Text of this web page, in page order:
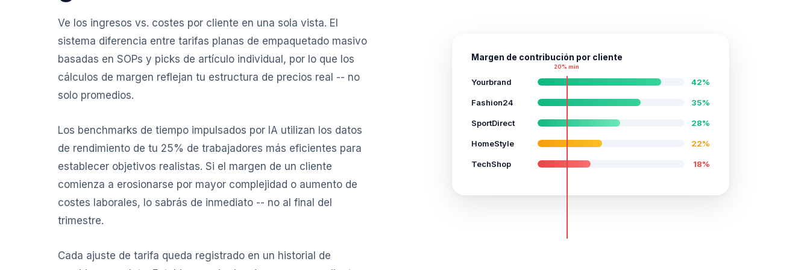
Ve los ingresos vs. costes por cliente en una sola vista. El
sistema diferencia entre tarifas planas de empaquetado masivo
basadas en SOPs y picks de artículo individual, por lo que los
cálculos de margen reflejan tu estructura de precios real -- no
solo promedios.
Los benchmarks de tiempo impulsados por IA utilizan los datos
de rendimiento de tu 25% de trabajadores más eficientes para
establecer objetivos realistas. Si el margen de un cliente
comienza a erosionarse por mayor complejidad o aumento de
costes laborales, lo sabrás de inmediato -- no al final del
trimestre.
Cada ajuste de tarifa queda registrado en un historial de
Margen de contribución por cliente
20% min
Yourbrand 42%
Fashion24 35%
SportDirect 28%
HomeStyle 22%
TechShop 18%